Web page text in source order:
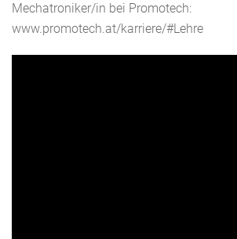
Mechatroniker/in bei Promotech:
www.promotech.at/karriere/#Lehre